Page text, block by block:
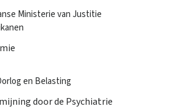
Ministerie van Justitie
en Belasting
door de Psychiatrie